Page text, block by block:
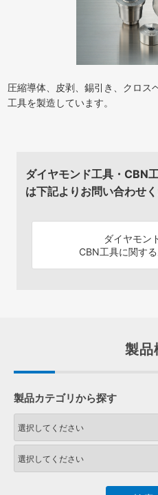
圧縮導体、皮剥、錫引き、クロス
工具を製造しています。
ダイヤモンド工具・CBN
は下記よりお問い合わせく
ダイヤモン
CBN工具に関す
製品
製品カテゴリから探す